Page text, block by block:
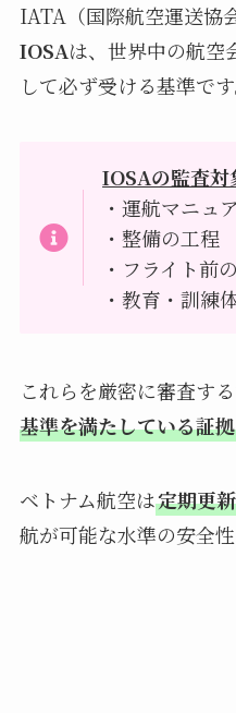
IATA（国際航空運送協
IOSAは、世界中の航空
して必ず受ける基準です
IOSAの監査対
・運航マニュ
・整備の工程
・フライト前
・教育・訓練
これらを厳密に審査する
基準を満たしている証拠
ベトナム航空は定期更
航が可能な水準の安全性